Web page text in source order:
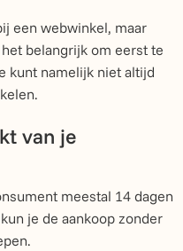
een webwinkel, maar
belangrijk om eerst te
kunt namelijk niet altijd
van je
meestal 14 dagen
je de aankoop zonder